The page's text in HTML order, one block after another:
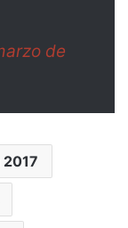
de